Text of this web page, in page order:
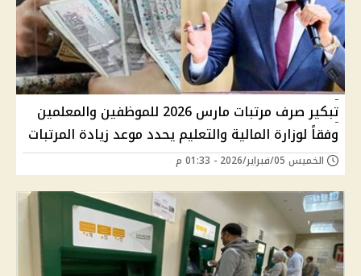
تبكير صرف مرتبات مارس 2026 للموظفين والمعلمين
وفقاً لوزارة المالية والتعليم يحدد موعد زيادة المرتبات
الخميس 05/فبراير/2026 - 01:33 م